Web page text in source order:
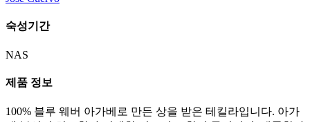
숙성기간
NAS
제품 정보
100% 블루 웨버 아가베로 만든 상을 받은 테킬라입니다. 아가